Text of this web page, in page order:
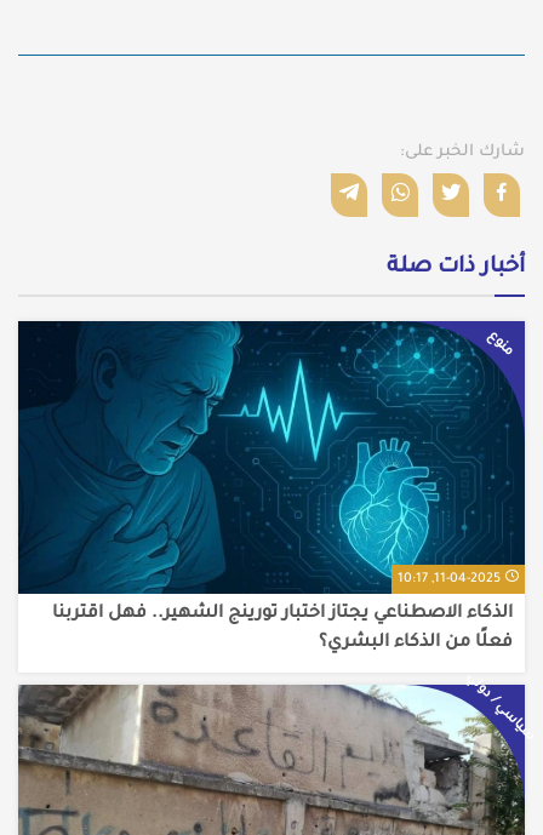
شارك الخبر على:
أخبار ذات صلة
منوع
11-04-2025, 10:17
الذكاء الاصطناعي يجتاز اختبار تورينج الشهير.. فهل اقتربنا
فعلًا من الذكاء البشري؟
سياسي / دولي